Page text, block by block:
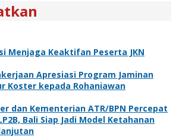
Menjaga Keaktifan Peserta JKN
Apresiasi Program Jaminan
Koster kepada Rohaniawan
dan Kementerian ATR/BPN Percepat
Bali Siap Jadi Model Ketahanan